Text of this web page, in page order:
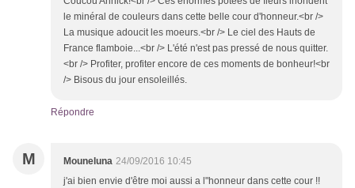
le minéral de couleurs dans cette belle cour d'honneur.<br />
La musique adoucit les moeurs.<br /> Le ciel des Hauts de
France flamboie...<br /> L'été n'est pas pressé de nous quitter.
<br /> Profiter, profiter encore de ces moments de bonheur!<br
/> Bisous du jour ensoleillés.
Répondre
M Mouneluna 24/09/2016 10:45
j'ai bien envie d'être moi aussi a l"honneur dans cette cour !!